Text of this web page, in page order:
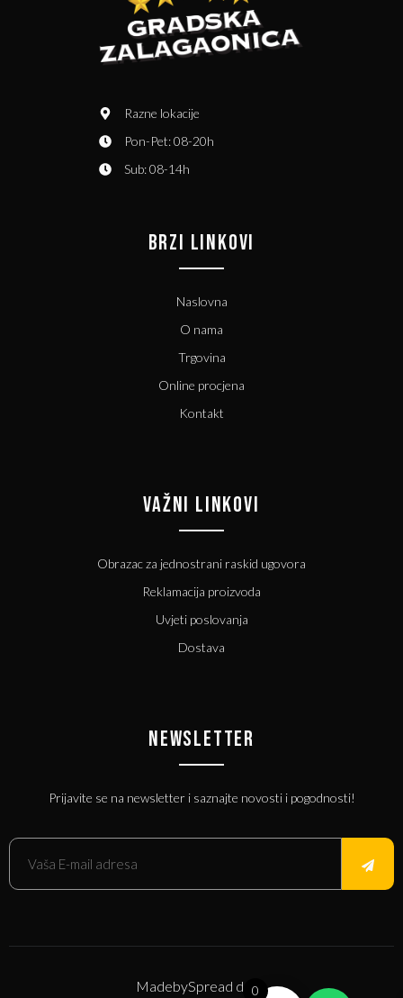
Razne lokacije
Pon-Pet: 08-20h
Sub: 08-14h
BRZI LINKOVI
Naslovna
O nama
Trgovina
Online procjena
Kontakt
VAŽNI LINKOVI
Obrazac za jednostrani raskid ugovora
Reklamacija proizvoda
Uvjeti poslovanja
Dostava
NEWSLETTER
Prijavite se na newsletter i saznajte novosti i pogodnosti!
MadebySpread d.o.o.
0